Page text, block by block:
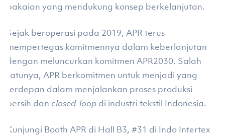
pakaian yang mendukung konsep berkelanjutan.
Sejak beroperasi pada 2019, APR terus
mempertegas komitmennya dalam keberlanjutan
dengan meluncurkan komitmen APR2030. Salah
satunya, APR berkomitmen untuk menjadi yang
terdepan dalam menjalankan proses produksi
bersih dan closed-loop di industri tekstil Indonesia.
Kunjungi Booth APR di Hall B3, #31 di Indo Intertex